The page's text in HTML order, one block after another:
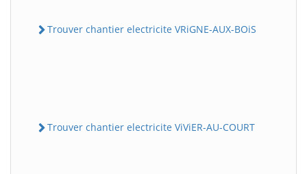
Trouver chantier electricite VRiGNE-AUX-BOiS
Trouver chantier electricite ViViER-AU-COURT